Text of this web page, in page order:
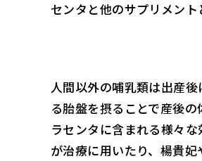
センタと他のサプリメント
人間以外の哺乳類は出産
る胎盤を摂ることで産後
ラセンタに含まれる様々
が治療に用いたり、楊貴